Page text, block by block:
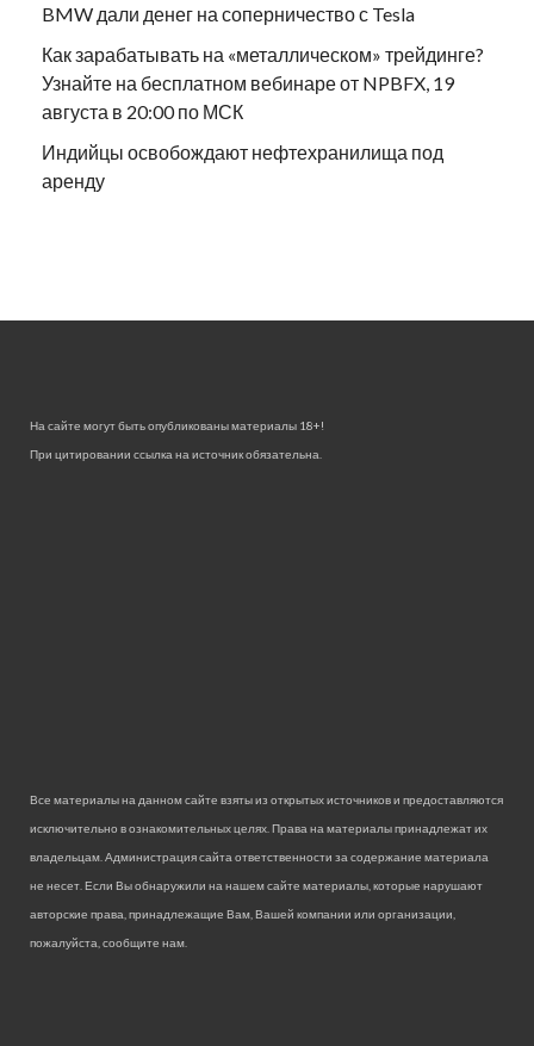
BMW дали денег на соперничество с Tesla
Как зарабатывать на «металлическом» трейдинге?
Узнайте на бесплатном вебинаре от NPBFX, 19
августа в 20:00 по МСК
Индийцы освобождают нефтехранилища под
аренду
На сайте могут быть опубликованы материалы 18+!
При цитировании ссылка на источник обязательна.
Все материалы на данном сайте взяты из открытых источников и предоставляются
исключительно в ознакомительных целях. Права на материалы принадлежат их
владельцам. Администрация сайта ответственности за содержание материала
не несет. Если Вы обнаружили на нашем сайте материалы, которые нарушают
авторские права, принадлежащие Вам, Вашей компании или организации,
пожалуйста, сообщите нам.